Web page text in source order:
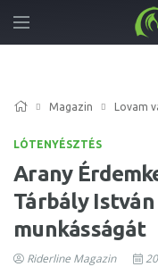
Magazin Lovam
LÓTENYÉSZTÉS
Arany
Tárbály
munkásságát
Riderline Magazin